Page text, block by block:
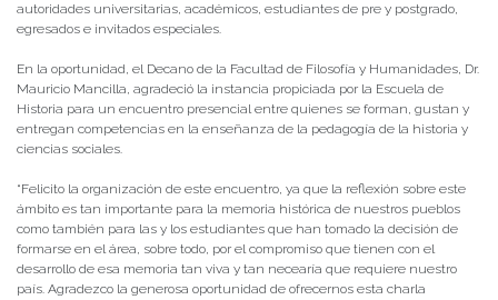
autoridades universitarias, académicos, estudiantes de pre y postgrado,
egresados e invitados especiales.
En la oportunidad, el Decano de la Facultad de Filosofía y Humanidades, Dr.
Mauricio Mancilla, agradeció la instancia propiciada por la Escuela de
Historia para un encuentro presencial entre quienes se forman, gustan y
entregan competencias en la enseñanza de la pedagogía de la historia y
ciencias sociales.
“Felicito la organización de este encuentro, ya que la reflexión sobre este
ámbito es tan importante para la memoria histórica de nuestros pueblos
como también para las y los estudiantes que han tomado la decisión de
formarse en el área, sobre todo, por el compromiso que tienen con el
desarrollo de esa memoria tan viva y tan necearía que requiere nuestro
país. Agradezco la generosa oportunidad de ofrecernos esta charla